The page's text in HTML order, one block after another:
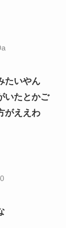
たいやん
いたとかご
がええわ